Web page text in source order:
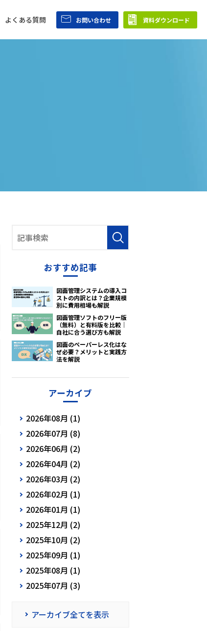
よくある質問 お問い合わせ 資料ダウンロード
おすすめ記事
図面管理システムの導入コ
ストの内訳とは？企業規模
別に費用相場も解説
図面管理ソフトのフリー版
（無料）と有料版を比較｜
自社に合う選び方も解説
図面のペーパーレス化はな
ぜ必要？メリットと実践方
法を解説
アーカイブ
2026年08月 (1)
2026年07月 (8)
2026年06月 (2)
2026年04月 (2)
2026年03月 (2)
2026年02月 (1)
2026年01月 (1)
2025年12月 (2)
2025年10月 (2)
2025年09月 (1)
2025年08月 (1)
2025年07月 (3)
アーカイブ全てを表示